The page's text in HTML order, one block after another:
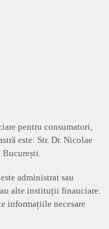
pentru consumatori,
este: Str. Dr. Nicolae
administrat sau
alte instituții financiare.
informațiile necesare